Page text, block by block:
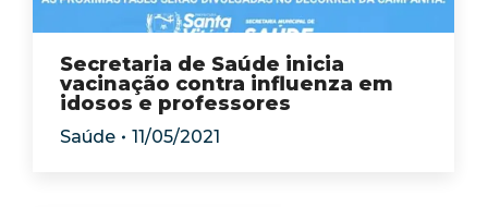
Secretaria de Saúde inicia
vacinação contra influenza em
idosos e professores
Saúde 11/05/2021